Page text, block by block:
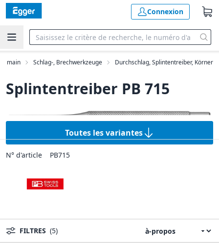
Connexion
à main Schlag-, Brechwerkzeuge Durchschlag, Splintentreiber, Körner
Splintentreiber PB 715
Toutes les variantes
N° d'article PB715
FILTRES (5)